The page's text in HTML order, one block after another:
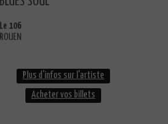
Le 106
ROUEN
Plus d'infos sur l'artiste
Acheter vos billets